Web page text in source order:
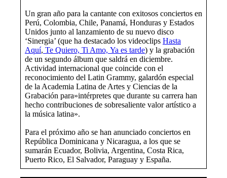
Un gran año para la cantante con exitosos conciertos en
Perú, Colombia, Chile, Panamá, Honduras y Estados
Unidos junto al lanzamiento de su nuevo disco
‘Sinergia’ (que ha destacado los videoclips Hasta
Aquí, Te Quiero, Ti Amo, Ya es tarde) y la grabación
de un segundo álbum que saldrá en diciembre.
Actividad internacional que coincide con el
reconocimiento del Latin Grammy, galardón especial
de la Academia Latina de Artes y Ciencias de la
Grabación para»intérpretes que durante su carrera han
hecho contribuciones de sobresaliente valor artístico a
la música latina».
Para el próximo año se han anunciado conciertos en
República Dominicana y Nicaragua, a los que se
sumarán Ecuador, Bolivia, Argentina, Costa Rica,
Puerto Rico, El Salvador, Paraguay y España.